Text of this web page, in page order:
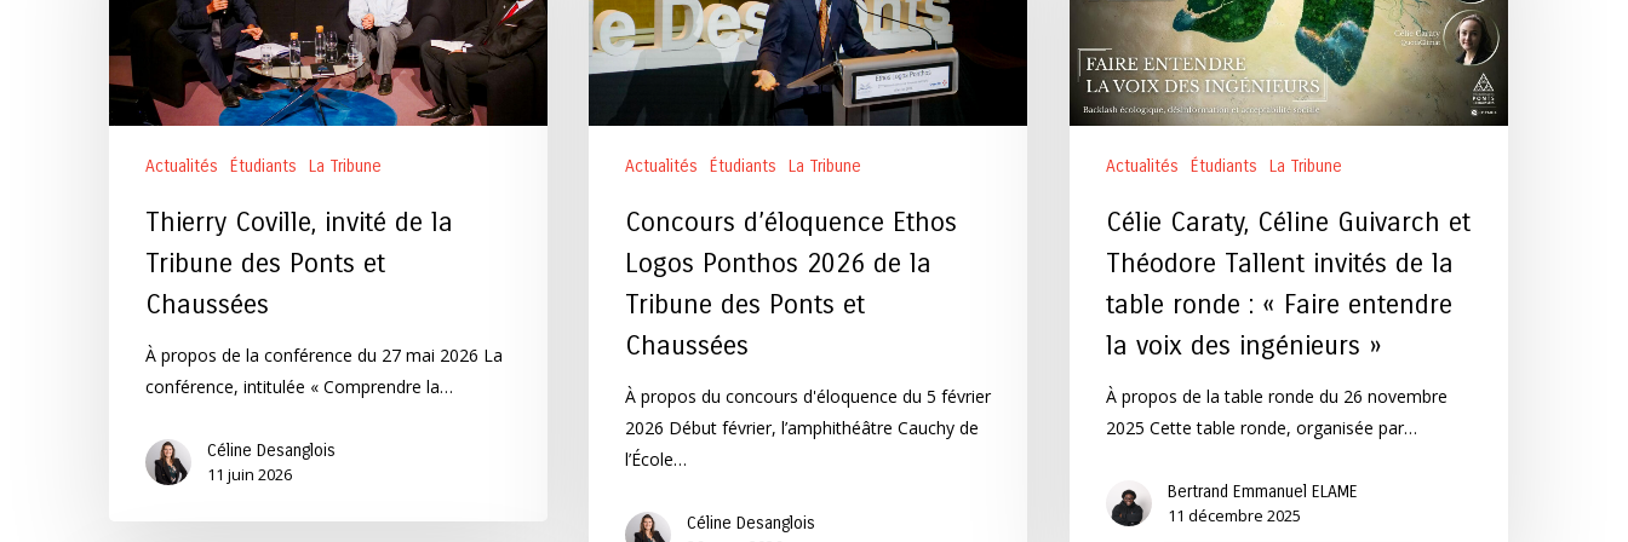
Tribune
des
Ponts
Chaussées
Actualités Étudiants La Tribune
Thierry Coville, invité de la
Tribune des Ponts et
Chaussées
À propos de la conférence du 27 mai 2026 La
conférence, intitulée « Comprendre la…
Céline Desanglois
11 juin 2026
Ponthos
2026
de
Ponts
Chaussées
Actualités Étudiants La Tribune
Concours d’éloquence Ethos
Logos Ponthos 2026 de la
Tribune des Ponts et
Chaussées
À propos du concours d'éloquence du 5 février
2026 Début février, l’amphithéâtre Cauchy de
l’École…
Céline Desanglois
Théodore
Tallent
invités
ronde
« Faire
entendre
Actualités Étudiants La Tribune
Célie Caraty, Céline Guivarch et
Théodore Tallent invités de la
table ronde : « Faire entendre
la voix des ingénieurs »
À propos de la table ronde du 26 novembre
2025 Cette table ronde, organisée par…
Bertrand Emmanuel ELAME
11 décembre 2025